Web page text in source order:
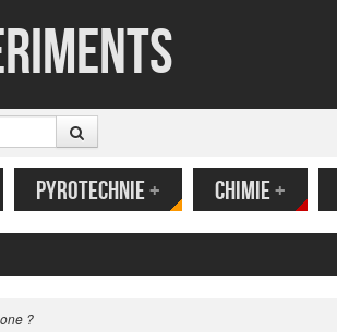
PYROTECHNIE+ CHIMIE+
volant en papier
?